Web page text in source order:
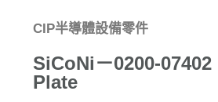
CIP半導體設備零件
SiCoNi－0200-
Plate